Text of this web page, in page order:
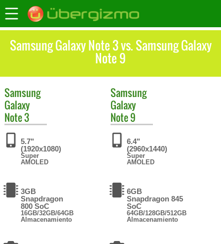
Samsung Galaxy Note 3 vs. Samsung Galaxy
Note 9
Samsung
Galaxy
Note 3
5.7"
(1920x1080)
Super
AMOLED
3GB
Snapdragon
800 SoC
16GB/32GB/64GB
Almacenamiento
Samsung
Galaxy
Note 9
6.4"
(2960x1440)
Super
AMOLED
6GB
Snapdragon 845
SoC
64GB/128GB/512GB
Almacenamiento